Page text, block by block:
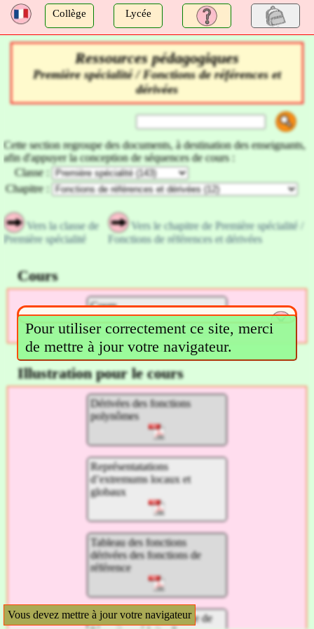
Pour utiliser correctement ce site, merci
de mettre à jour votre navigateur.
a Collège Lycée
Ressources pédagogiques
Première spécialité / Fonctions de références et
dérivées
Cette section regroupe des documents, à destination des enseignants,
afin d'appuyer la conception de séquences de cours :
Classe :
Chapitre :
Vers la classe de
Première spécialité
Vers le chapitre de Première spécialité /
Fonctions de références et dérivées
Cours
Cours
Illustration pour le cours
Dérivées des fonctions
polynômes
Représentatations
d’extremums locaux et
globaux
Tableau des fonctions
dérivées des fonctions de
référence
Exemple de la recherche de
Vous devez mettre à jour votre navigateur